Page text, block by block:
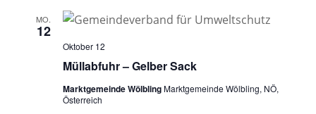
MO.
12
Müllabfuhr – Gelber Sack
Oktober 12
Marktgemeinde WölblingMarktgemeinde Wölbling, NÖ,
Österreich